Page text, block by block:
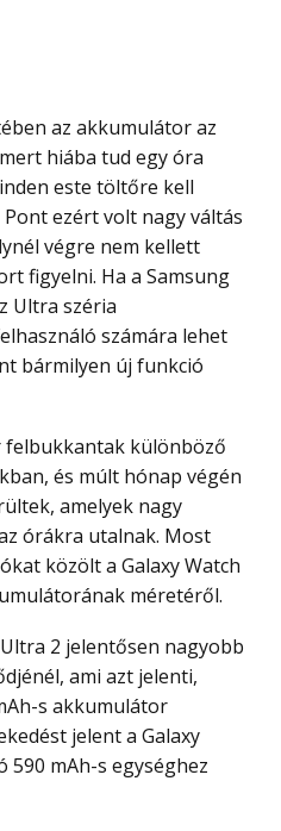
hiába tud egy óra
este töltőre kell
ezért volt nagy váltás
végre nem kellett
figyelni. Ha a Samsung
Ultra széria
számára lehet
bármilyen új funkció
és múlt hónap végén
amelyek nagy
órákra utalnak. Most
közölt a Galaxy Watch
méretéről.
ami azt jelenti,
s akkumulátor
jelent a Galaxy
mAh-s egységhez